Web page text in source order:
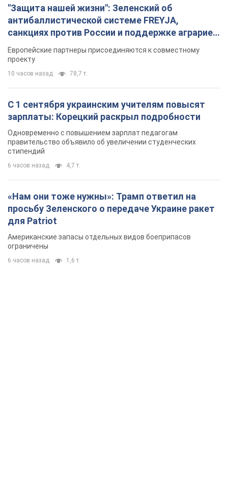
"Защита нашей жизни": Зеленский об
антибаллистической системе FREYJA,
санкциях против России и поддержке аграриев.
Видео
Европейские партнеры присоединяются к совместному
проекту
10 часов назад 78,7 т.
С 1 сентября украинским учителям повысят
зарплаты: Корецкий раскрыл подробности
Одновременно с повышением зарплат педагогам
правительство объявило об увеличении студенческих
стипендий
6 часов назад 4,7 т.
«Нам они тоже нужны»: Трамп ответил на
просьбу Зеленского о передаче Украине ракет
для Patriot
Американские запасы отдельных видов боеприпасов
ограничены
6 часов назад 1,6 т.